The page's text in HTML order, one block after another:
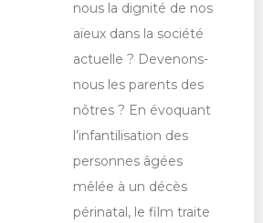
nous la dignité de nos
aïeux dans la société
actuelle ? Devenons-
nous les parents des
nôtres ? En évoquant
l’infantilisation des
personnes âgées
mêlée à un décès
périnatal, le film traite